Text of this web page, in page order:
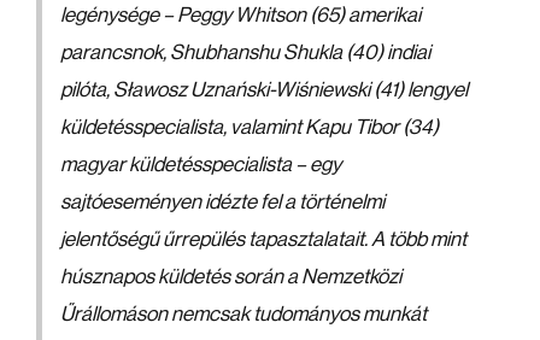
legénysége – Peggy Whitson (65) amerikai
parancsnok, Shubhanshu Shukla (40) indiai
pilóta, Sławosz Uznański-Wiśniewski (41) lengyel
küldetésspecialista, valamint Kapu Tibor (34)
magyar küldetésspecialista – egy
sajtóeseményen idézte fel a történelmi
jelentőségű űrrepülés tapasztalatait. A több mint
húsznapos küldetés során a Nemzetközi
Űrállomáson nemcsak tudományos munkát